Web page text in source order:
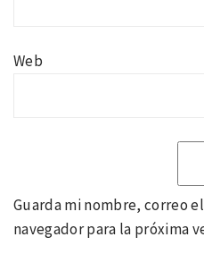
Web
Guarda mi nombre, correo
navegador para la próxima